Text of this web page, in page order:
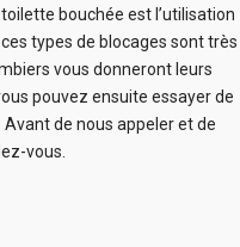
bouchée est l’utilisation
types de blocages sont très
vous donneront leurs
pouvez ensuite essayer de
de nous appeler et de
vous.